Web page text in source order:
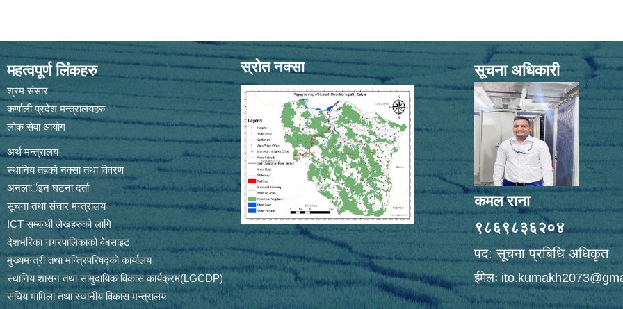
महत्वपूर्ण लिंकहरु
श्रम संसार
कर्णाली प्रदेश मन्त्रालयहरु
लोक सेवा आयोग
अर्थ मन्त्रालय
स्थानिय तहकाे नक्सा तथा विवरण
अनलार्इन घटना दर्ता
सूचना तथा संचार मन्त्रालय
ICT सम्बन्धी लेखहरुको लागि
देशभरिका नगरपालिकाको वेबसाइट
मुख्यमन्त्री तथा मन्त्रिपरिषद्को कार्यालय
स्थानिय शासन तथा सामुदायिक विकास कार्यक्रम(LGCDP)
संघिय मामिला तथा स्थानीय विकास मन्त्रालय
स्रोत नक्सा सूचना अधिकारी
कमल राना
९८६९८३६२०४
पद: सूचना प्रबिधि अधिकृत
ईमेलः